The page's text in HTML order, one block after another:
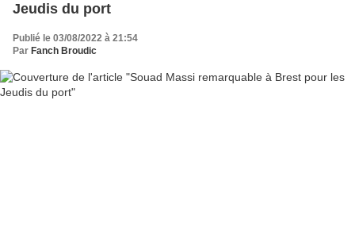
Jeudis du port
Publié le 03/08/2022 à 21:54
Par Fanch Broudic